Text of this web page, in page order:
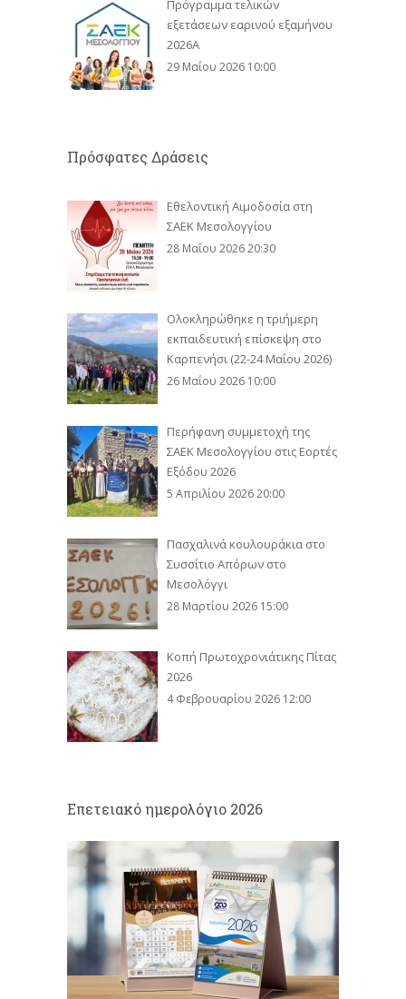
Πρόγραμμα τελικών
εξετάσεων εαρινού εξαμήνου
2026Α
29 Μαΐου 2026 10:00
Πρόσφατες Δράσεις
Εθελοντική Αιμοδοσία στη
ΣΑΕΚ Μεσολογγίου
28 Μαΐου 2026 20:30
Ολοκληρώθηκε η τριήμερη
εκπαιδευτική επίσκεψη στο
Καρπενήσι (22-24 Μαΐου 2026)
26 Μαΐου 2026 10:00
Περήφανη συμμετοχή της
ΣΑΕΚ Μεσολογγίου στις Εορτές
Εξόδου 2026
5 Απριλίου 2026 20:00
Πασχαλινά κουλουράκια στο
Συσσίτιο Απόρων στο
Μεσολόγγι
28 Μαρτίου 2026 15:00
Κοπή Πρωτοχρονιάτικης Πίτας
2026
4 Φεβρουαρίου 2026 12:00
Eπετειακό ημερολόγιο 2026